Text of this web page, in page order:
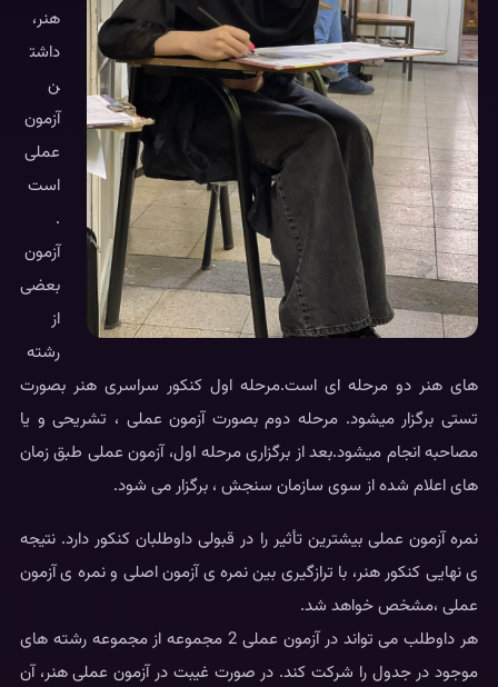
هنر،
داشت
ن
آزمون
عملی
است
.
آزمون
بعضی
از
رشته
های هنر دو‌ مرحله ای است.مرحله اول کنکور سراسری هنر بصورت
تستی برگزار میشود. مرحله دوم بصورت آزمون عملی ، تشریحی و یا
مصاحبه انجام میشود.بعد از برگزاری مرحله اول، آزمون عملی طبق زمان
های اعلام شده از سوی سازمان سنجش ، برگزار می شود.
نمره آزمون عملی بیشترین تأثیر را در قبولی داوطلبان کنکور دارد. نتیجه
ی نهایی کنکور هنر، با ترازگیری بین نمره ی آزمون اصلی و نمره ی آزمون
عملی ،مشخص خواهد شد.
هر داوطلب می تواند در آزمون عملی 2 مجموعه از مجموعه رشته های
موجود در جدول را شرکت کند. در صورت غیبت در آزمون عملی هنر، آن